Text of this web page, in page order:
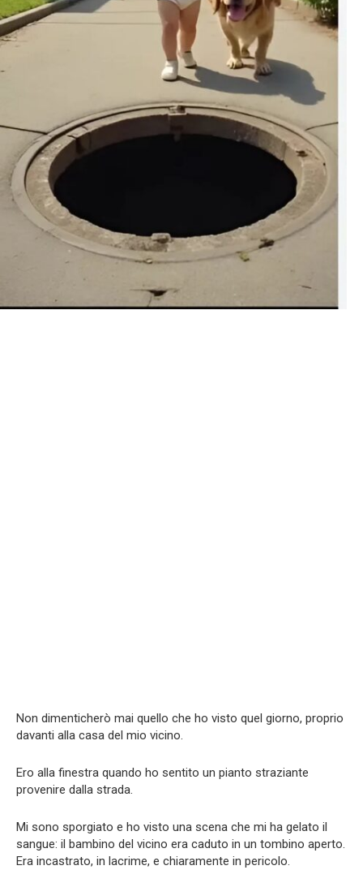
Non dimenticherò mai quello che ho visto quel giorno, proprio
davanti alla casa del mio vicino.
Ero alla finestra quando ho sentito un pianto straziante
provenire dalla strada.
Mi sono sporgiato e ho visto una scena che mi ha gelato il
sangue: il bambino del vicino era caduto in un tombino aperto.
Era incastrato, in lacrime, e chiaramente in pericolo.